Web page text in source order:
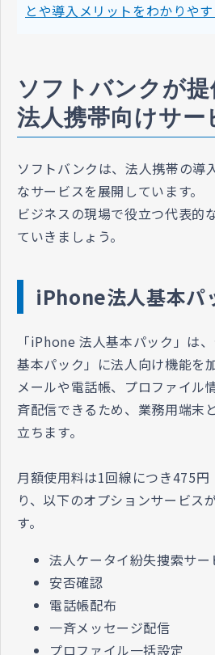
とや導入メリットをわかりやす
ソフトバンクが
法人携帯向けサー
ソフトバンクは、法人携帯の導
なサービスを展開しています。
ビジネスの現場で役立つ代表的
ていきましょう。
iPhone法人基本パ
「iPhone 法人基本パック」は
基本パック」に法人向け機能を
メールや電話帳、プロファイル
斉配信できるため、業務用端末
立ちます。
月額使用料は1回線につき475円
り、以下のオプションサービス
す。
法人ケータイ紛失捜索サー
安否確認
電話帳配布
一斉メッセージ配信
プロファイル一括設定